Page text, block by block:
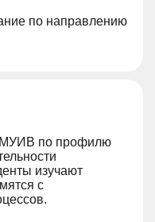
по направлению
МУИВ по профилю
изучают
с